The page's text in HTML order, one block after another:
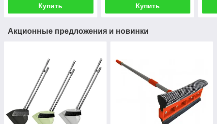
Купить Купить
Акционные предложения и новинки